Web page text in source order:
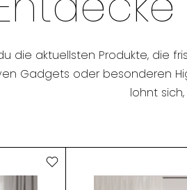
die aktuellsten Produkte, die
Gadgets oder besonderen
lohnt